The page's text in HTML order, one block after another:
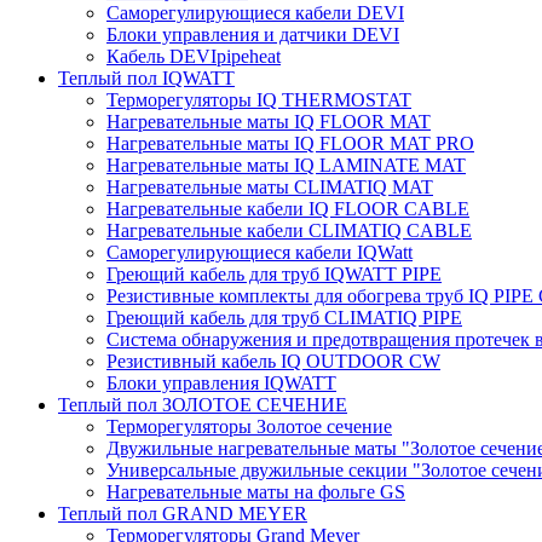
Саморегулирующиеся кабели DEVI
Блоки управления и датчики DEVI
Кабель DEVIpipeheat
Теплый пол IQWATT
Терморегуляторы IQ THERMOSTAT
Нагревательные маты IQ FLOOR MAT
Нагревательные маты IQ FLOOR MAT PRO
Нагревательные маты IQ LAMINATE MAT
Нагревательные маты CLIMATIQ MAT
Нагревательные кабели IQ FLOOR CABLE
Нагревательные кабели CLIMATIQ CABLE
Саморегулирующиеся кабели IQWatt
Греющий кабель для труб IQWATT PIPE
Резистивные комплекты для обогрева труб IQ PIPE
Греющий кабель для труб CLIMATIQ PIPE
Система обнаружения и предотвращения протечек
Резистивный кабель IQ OUTDOOR CW
Блоки управления IQWATT
Теплый пол ЗОЛОТОЕ СЕЧЕНИЕ
Терморегуляторы Золотое сечение
Двужильные нагревательные маты "Золотое
Универсальные двужильные секции "Золотое
Нагревательные маты на фольге GS
Теплый пол GRAND MEYER
Терморегуляторы Grand Meyer